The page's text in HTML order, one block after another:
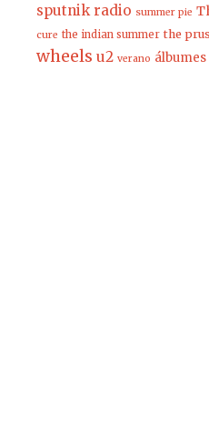
sputnik radio summer pie
cure the indian summer the
wheels u2 verano álbumes